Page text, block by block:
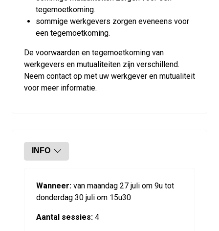
tegemoetkoming.
sommige werkgevers zorgen eveneens voor
een tegemoetkoming.
De voorwaarden en tegemoetkoming van
werkgevers en mutualiteiten zijn verschillend.
Neem contact op met uw werkgever en mutualiteit
voor meer informatie.
INFO
Wanneer: van maandag 27 juli om 9u tot
donderdag 30 juli om 15u30
Aantal sessies: 4